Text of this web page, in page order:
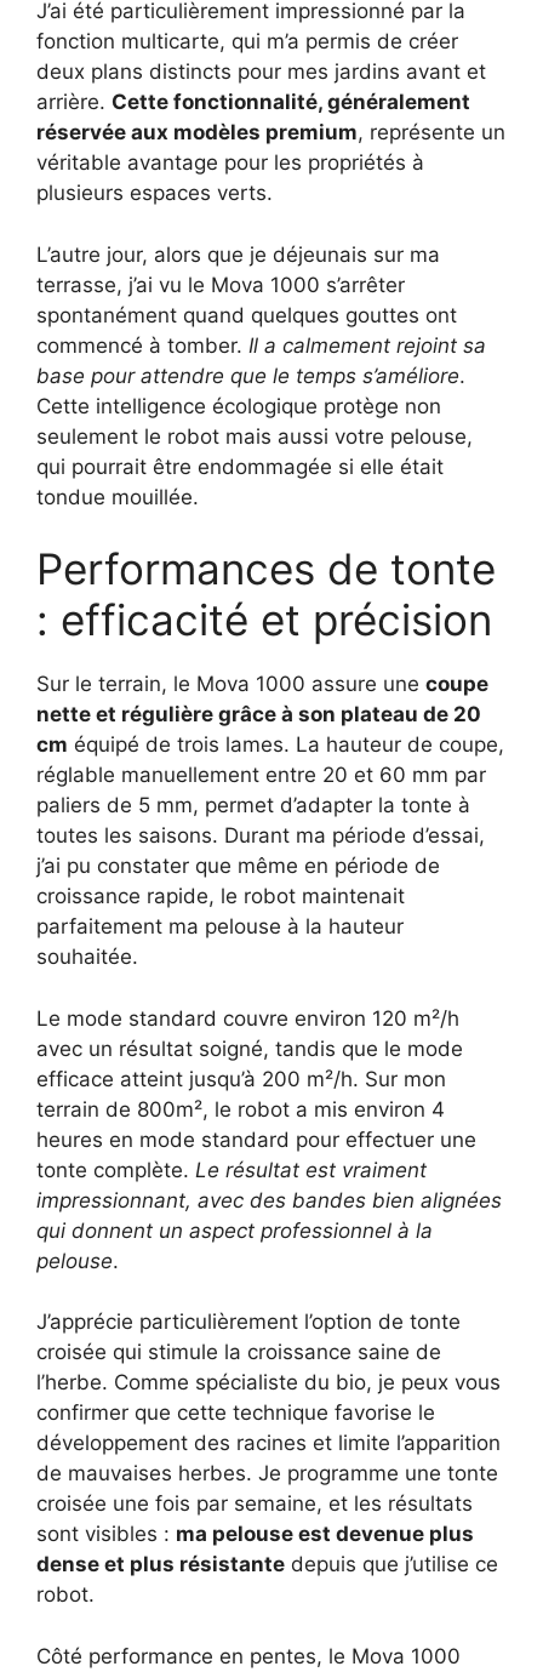
J’ai été particulièrement impressionné par la
fonction multicarte, qui m’a permis de créer
deux plans distincts pour mes jardins avant et
arrière. Cette fonctionnalité, généralement
réservée aux modèles premium, représente un
véritable avantage pour les propriétés à
plusieurs espaces verts.
L’autre jour, alors que je déjeunais sur ma
terrasse, j’ai vu le Mova 1000 s’arrêter
spontanément quand quelques gouttes ont
commencé à tomber. Il a calmement rejoint sa
base pour attendre que le temps s’améliore.
Cette intelligence écologique protège non
seulement le robot mais aussi votre pelouse,
qui pourrait être endommagée si elle était
tondue mouillée.
Performances de tonte
: efficacité et précision
Sur le terrain, le Mova 1000 assure une coupe
nette et régulière grâce à son plateau de 20
cm équipé de trois lames. La hauteur de coupe,
réglable manuellement entre 20 et 60 mm par
paliers de 5 mm, permet d’adapter la tonte à
toutes les saisons. Durant ma période d’essai,
j’ai pu constater que même en période de
croissance rapide, le robot maintenait
parfaitement ma pelouse à la hauteur
souhaitée.
Le mode standard couvre environ 120 m²/h
avec un résultat soigné, tandis que le mode
efficace atteint jusqu’à 200 m²/h. Sur mon
terrain de 800m², le robot a mis environ 4
heures en mode standard pour effectuer une
tonte complète. Le résultat est vraiment
impressionnant, avec des bandes bien alignées
qui donnent un aspect professionnel à la
pelouse.
J’apprécie particulièrement l’option de tonte
croisée qui stimule la croissance saine de
l’herbe. Comme spécialiste du bio, je peux vous
confirmer que cette technique favorise le
développement des racines et limite l’apparition
de mauvaises herbes. Je programme une tonte
croisée une fois par semaine, et les résultats
sont visibles : ma pelouse est devenue plus
dense et plus résistante depuis que j’utilise ce
robot.
Côté performance en pentes, le Mova 1000